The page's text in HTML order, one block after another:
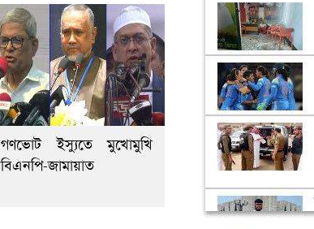
গণভোট ইস্যুতে মুখোমুখি
বিএনপি-জামায়াত